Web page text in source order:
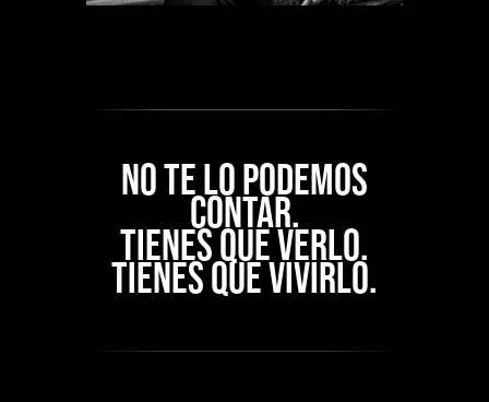
NO TE LO PODEMOS
CONTAR.
TIENES QUE VERLO.
TIENES QUE VIVIRLO.